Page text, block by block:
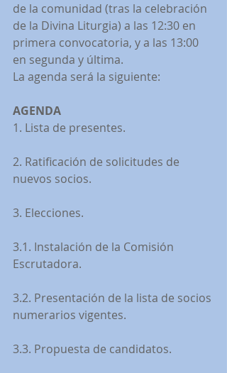
de la comunidad (tras la celebración
de la Divina Liturgia) a las 12:30 en
primera convocatoria, y a las 13:00
en segunda y última.
La agenda será la siguiente:
AGENDA
1. Lista de presentes.
2. Ratificación de solicitudes de
nuevos socios.
3. Elecciones.
3.1. Instalación de la Comisión
Escrutadora.
3.2. Presentación de la lista de socios
numerarios vigentes.
3.3. Propuesta de candidatos.